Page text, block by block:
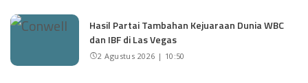
Hasil Partai Tambahan Kejuaraan Dunia WBC
dan IBF di Las Vegas
2 Agustus 2026 | 10:50